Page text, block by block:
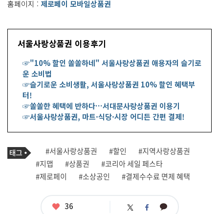
홈페이지 : 제로페이 모바일상품권
서울사랑상품권 이용후기
☞"10% 할인 쏠쏠하네" 서울사랑상품권 애용자의 슬기로
운 소비법
☞슬기로운 소비생활, 서울사랑상품권 10% 할인 혜택부
터!
☞쏠쏠한 혜택에 반하다…서대문사랑상품권 이용기
☞서울사랑상품권, 마트·식당·시장 어디든 간편 결제!
사
관
련
태
그
#서울사랑상품권 #할인
#지역사랑상품권
#지맵
#상품권
#코리아 세일 페스타
#제로페이
#소상공인 #결제수수료 면제 혜택
좋
36 트 페 카